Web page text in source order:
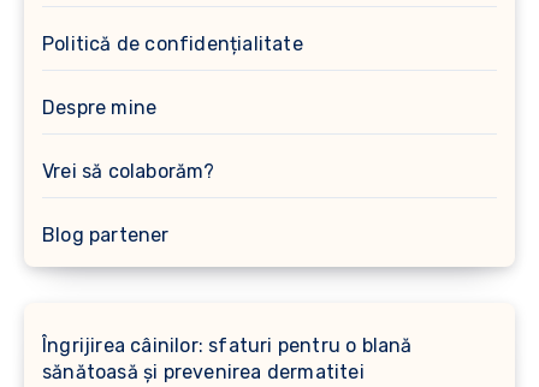
Politică de confidențialitate
Despre mine
Vrei să colaborăm?
Blog partener
Îngrijirea câinilor: sfaturi pentru o blană
sănătoasă și prevenirea dermatitei